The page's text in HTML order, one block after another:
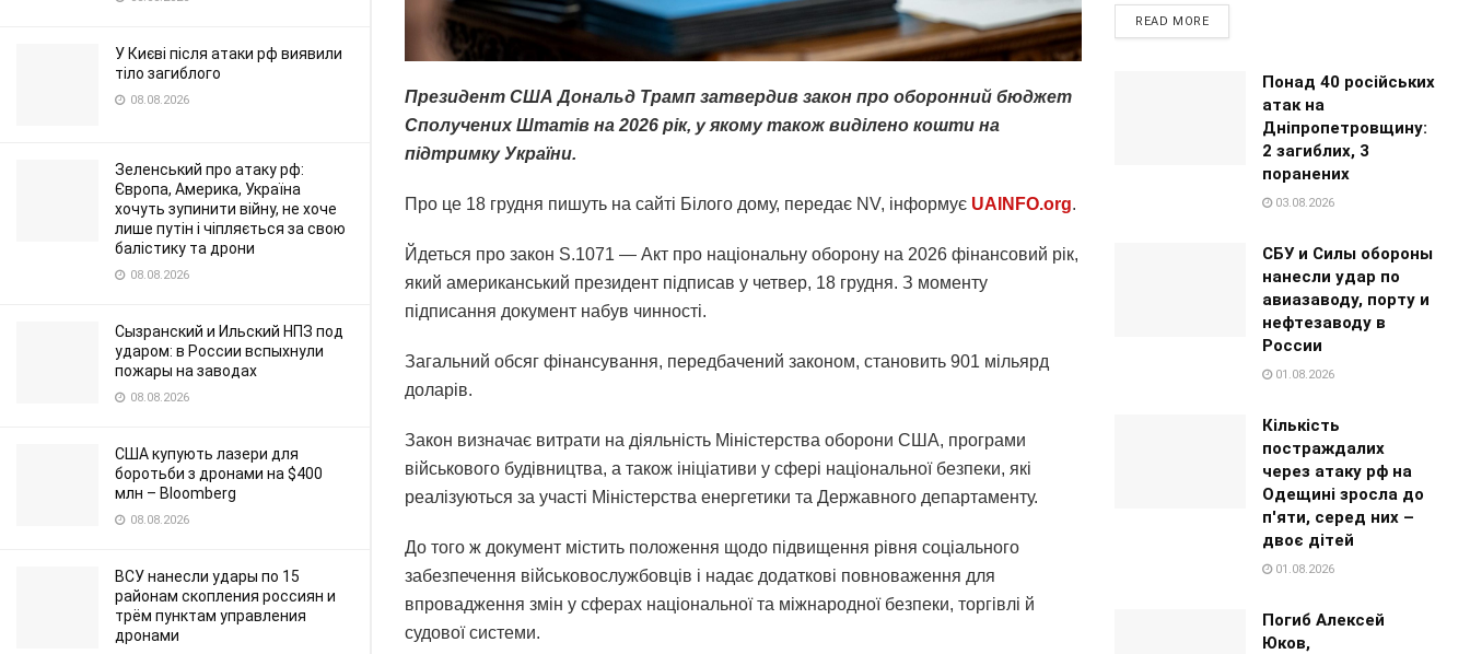
У Києві після атаки рф виявили
тіло загиблого
08.08.2026
Зеленський про атаку рф:
Європа, Америка, Україна
хочуть зупинити війну, не хоче
лише путін і чіпляється за свою
балістику та дрони
08.08.2026
Сызранский и Ильский НПЗ под
ударом: в России вспыхнули
пожары на заводах
08.08.2026
США купують лазери для
боротьби з дронами на $400
млн – Bloomberg
08.08.2026
ВСУ нанесли удары по 15
районам скопления россиян и
трём пунктам управления
дронами
Президент США Дональд Трамп затвердив закон про оборонний бюджет
Сполучених Штатів на 2026 рік, у якому також виділено кошти на
підтримку України.
Про це 18 грудня пишуть на сайті Білого дому, передає NV, інформує UAINFO.org.
Йдеться про закон S.1071 — Акт про національну оборону на 2026 фінансовий рік,
який американський президент підписав у четвер, 18 грудня. З моменту
підписання документ набув чинності.
Загальний обсяг фінансування, передбачений законом, становить 901 мільярд
доларів.
Закон визначає витрати на діяльність Міністерства оборони США, програми
військового будівництва, а також ініціативи у сфері національної безпеки, які
реалізуються за участі Міністерства енергетики та Державного департаменту.
До того ж документ містить положення щодо підвищення рівня соціального
забезпечення військовослужбовців і надає додаткові повноваження для
впровадження змін у сферах національної та міжнародної безпеки, торгівлі й
судової системи.
READ MORE
Понад 40 російських
атак на
Дніпропетровщину:
2 загиблих, 3
поранених
03.08.2026
СБУ и Силы обороны
нанесли удар по
авиазаводу, порту и
нефтезаводу в
России
01.08.2026
Кількість
постраждалих
через атаку рф на
Одещині зросла до
п'яти, серед них –
двоє дітей
01.08.2026
Погиб Алексей
Юков,